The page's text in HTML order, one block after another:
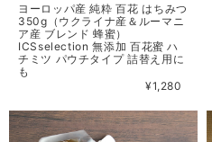
ヨーロッパ産 純粋 百花 はちみつ
350g（ウクライナ産＆ルーマニ
ア産 ブレンド 蜂蜜）
ICSselection 無添加 百花蜜 ハ
チミツ パウチタイプ 詰替え用に
も
¥1,280